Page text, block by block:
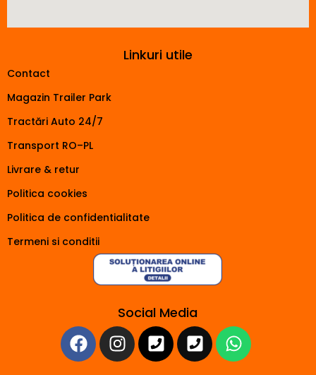
Linkuri utile
Contact
Magazin Trailer Park
Tractări Auto 24/7
Transport RO–PL
Livrare & retur
Politica cookies
Politica de confidentialitate
Termeni si conditii
Social Media